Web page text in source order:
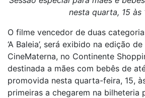
nesta quarta, 15 às
O filme vencedor de duas
‘A Baleia’, será exibido na edição
CineMaterna, no Continente
destinada a mães com bebês de
promovida nesta quarta-feira, 15,
primeiras a chegarem na bilheteria